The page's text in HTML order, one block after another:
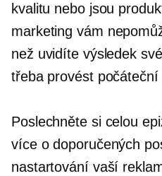
kvalitu nebo jsou
marketing vám
než uvidíte výsledek
třeba provést
Poslechněte si celou
více o doporučených
nastartování vaší